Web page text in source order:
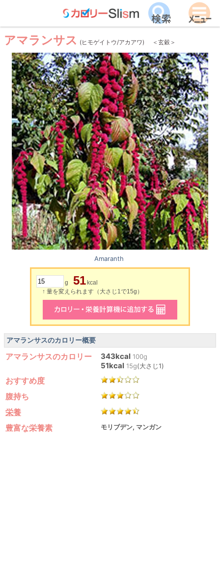
アマランサス (ヒモゲイトウ/アカアワ) ＜玄穀＞
Amaranth
g 51 kcal
↑ 量を変えられます（大さじ1で15g）
アマランサスのカロリー概要
アマランサスのカロリー 343kcal 100g
51kcal 15g(大さじ1)
おすすめ度
腹持ち
栄養
豊富な栄養素
モリブデン, マンガン